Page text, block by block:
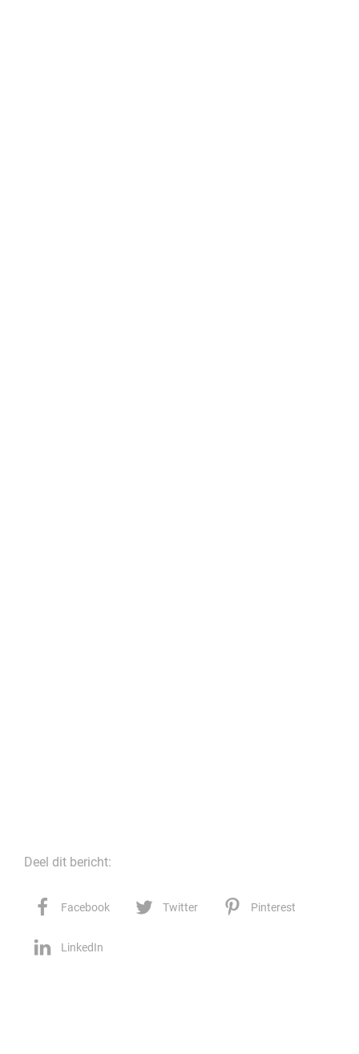
Deel dit bericht:
Facebook Twitter Pinterest
LinkedIn